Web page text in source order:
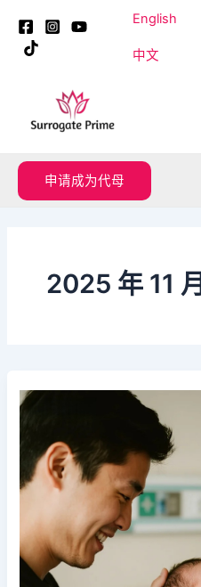
English
中文
申请成为代母
2025 年 11 月
pagination